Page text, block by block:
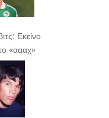
Εκείνο
«αααχ»